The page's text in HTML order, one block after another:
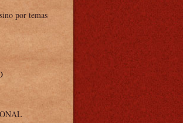
por temas